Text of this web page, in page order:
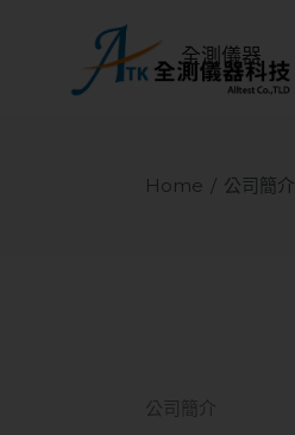
全測儀器
Home 公司簡介
公司簡介